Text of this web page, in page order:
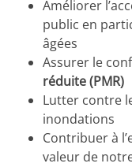
Améliorer
public en
âgées
Assurer le
réduite (PMR)
Lutter contre
inondations
Contribuer à
valeur de